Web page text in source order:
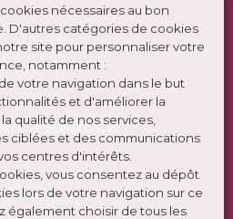
FAMILLE
nécessaires au bon
D'autres catégories de cookies
site pour personnaliser votre
notamment :
votre navigation dans le but
et d'améliorer la
qualité de nos services,
ciblées et des communications
centres d'intérêts.
vous consentez au dépôt
lors de votre navigation sur ce
également choisir de tous les